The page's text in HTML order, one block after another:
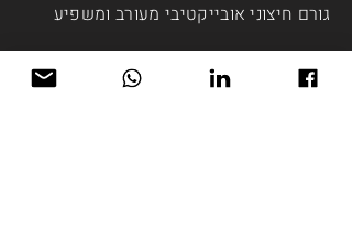
גורם חיצוני אובייקטיבי מעורב ומשפיע
כמו גוף ונפש כך עסקים ואנשים
, אירגון